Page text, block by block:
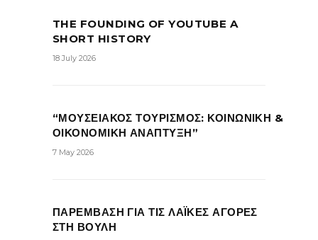
THE FOUNDING OF YOUTUBE A
SHORT HISTORY
18 July 2026
“ΜΟΥΣΕΙΑΚΟΣ ΤΟΥΡΙΣΜΟΣ: ΚΟΙΝΩΝΙΚΗ &
ΟΙΚΟΝΟΜΙΚΗ ΑΝΑΠΤΥΞΗ”
7 May 2026
ΠΑΡΕΜΒΑΣΗ ΓΙΑ ΤΙΣ ΛΑΪΚΕΣ ΑΓΟΡΕΣ
ΣΤΗ ΒΟΥΛΗ